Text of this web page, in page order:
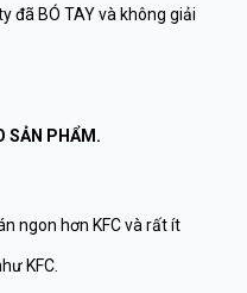
đã BÓ TAY và không giải
SẢN PHẨM.
ngon hơn KFC và rất ít
KFC.